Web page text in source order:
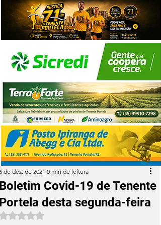
Covid-19 de Tenente
desta segunda-feira
de dez. de 2021 0 min de leitura
Avaliado com NaN de 5 estrelas.